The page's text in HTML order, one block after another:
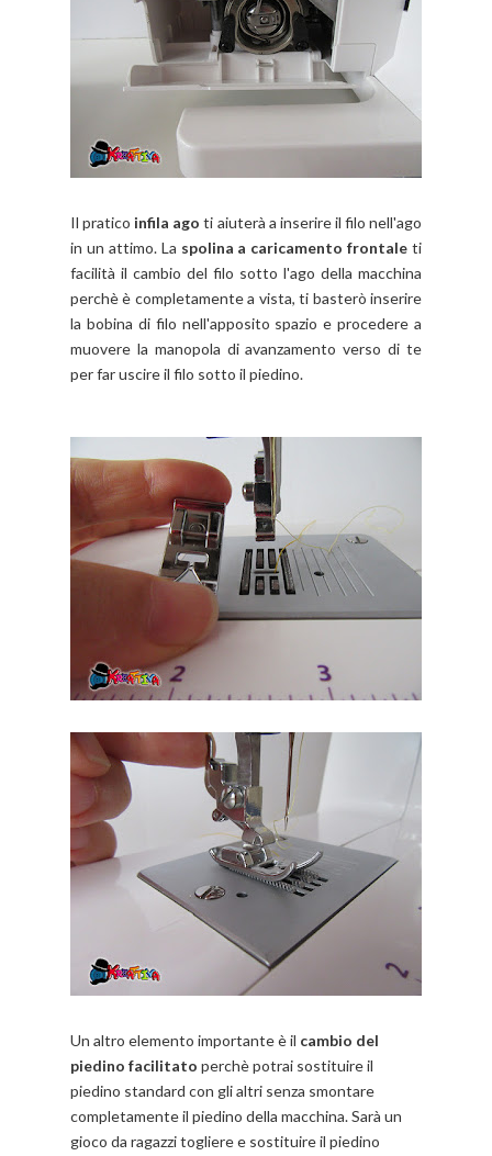
Il pratico infila ago ti aiuterà a inserire il filo nell'ago
in un attimo. La spolina a caricamento frontale ti
facilità il cambio del filo sotto l'ago della macchina
perchè è completamente a vista, ti basterò inserire
la bobina di filo nell'apposito spazio e procedere a
muovere la manopola di avanzamento verso di te
per far uscire il filo sotto il piedino.
Un altro elemento importante è il cambio del
piedino facilitato perchè potrai sostituire il
piedino standard con gli altri senza smontare
completamente il piedino della macchina. Sarà un
gioco da ragazzi togliere e sostituire il piedino